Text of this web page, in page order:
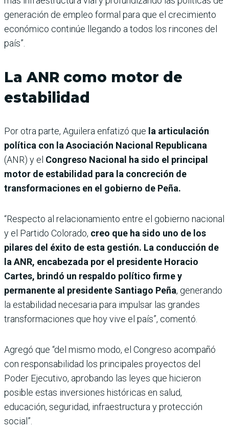
generación de empleo formal para que el crecimiento
económico continúe llegando a todos los rincones del
país”.
La ANR como motor de
estabilidad
Por otra parte, Aguilera enfatizó que la articulación
política con la Asociación Nacional Republicana
(ANR) y el Congreso Nacional ha sido el principal
motor de estabilidad para la concreción de
transformaciones en el gobierno de Peña.
“Respecto al relacionamiento entre el gobierno nacional
y el Partido Colorado, creo que ha sido uno de los
pilares del éxito de esta gestión. La conducción de
la ANR, encabezada por el presidente Horacio
Cartes, brindó un respaldo político firme y
permanente al presidente Santiago Peña, generando
la estabilidad necesaria para impulsar las grandes
transformaciones que hoy vive el país”, comentó.
Agregó que “del mismo modo, el Congreso acompañó
con responsabilidad los principales proyectos del
Poder Ejecutivo, aprobando las leyes que hicieron
posible estas inversiones históricas en salud,
educación, seguridad, infraestructura y protección
social”.